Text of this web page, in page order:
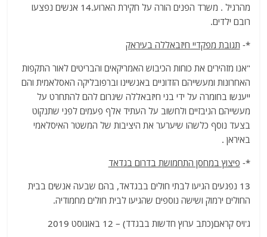
מהרגיל . משרד הפנים הורה על חקירת הארוע.14 אנשים נפצעו
רובם ילדים.
*- תגובת מפקדיי חיזבאללה בעיראק
"אנו מזהירים את כוחות הכיבוש האמריקאים והבריטים לאור התקפות
האחרונות ומעשייהם הזדוניים באנשיינו וברפובליקה האסלאמית והם
ייענשו בחומרה על ידי בני חיזבאללה שיגרום להם להתחרט על
מעשייהם הניבזיים ולחשוב על העתיד אלף פעמים לפני שתנקוט
בצעד נוסף כלשהו שיערער את היציבות של המשטר האיסלאמי
באיראן .
*- פיצוץ במחסן התחמושת בדרום בגדאד
13 נפגעים הגיעו לבתי חולים בבגדאד, בהם שבעה אנשים בבית
החולים ירמוק ושישה נוספים שהגיעו לבית חולים מחמודיה.
ג'ויס קראם(כתב ערוץ חדשות בבגדד) – 12 באוגוסט 2019